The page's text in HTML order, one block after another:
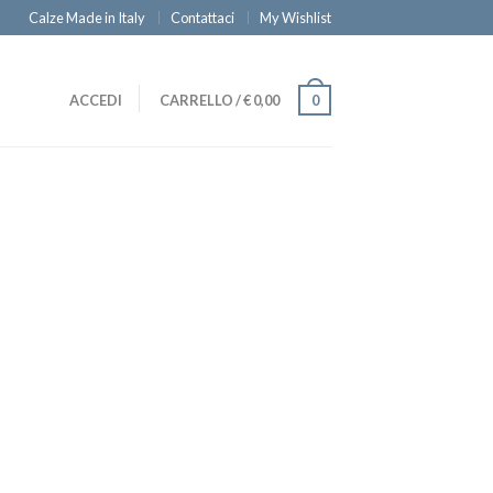
Calze Made in Italy Contattaci My Wishlist
ACCEDI CARRELLO/€0,00 0